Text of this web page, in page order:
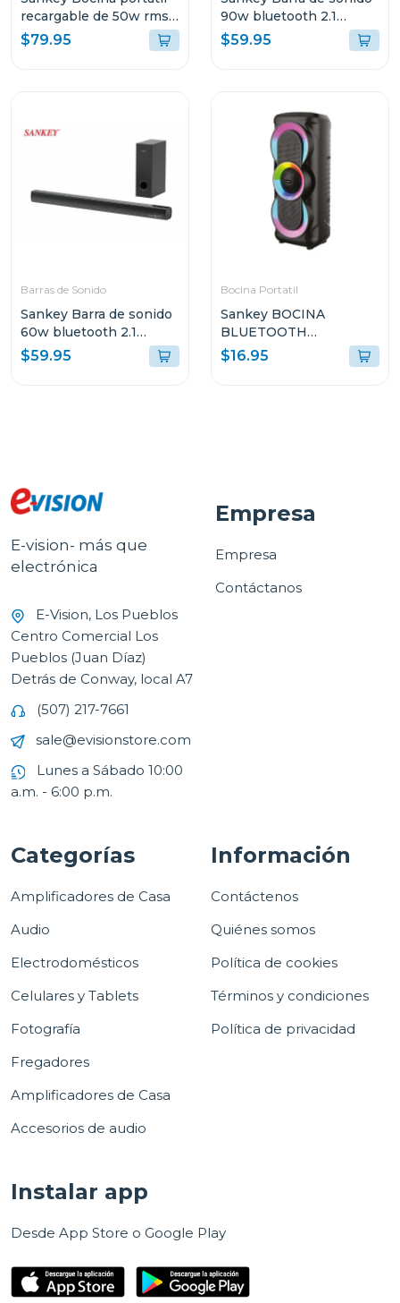
recargable de 50w rms
bluetooth pa12dcm
$79.95
90w bluetooth 2.1
canales + subwoofer
hmt83
$59.95
Barras de Sonido
Sankey Barra de sonido
60w bluetooth 2.1
canales + subwoofer
hmt66
$59.95
Bocina Portatil
Sankey BOCINA
BLUETOOTH
PORTATIL 10W
4DCD101
$16.95
E-vision- más que
electrónica
E-Vision, Los Pueblos
Centro Comercial Los
Pueblos (Juan Díaz)
Detrás de Conway, local A7
(507) 217-7661
sale@evisionstore.com
Lunes a Sábado 10:00
a.m. - 6:00 p.m.
Empresa
Empresa
Contáctanos
Categorías
Amplificadores de Casa
Audio
Electrodomésticos
Celulares y Tablets
Fotografía
Fregadores
Amplificadores de Casa
Accesorios de audio
Información
Contáctenos
Quiénes somos
Política de cookies
Términos y condiciones
Política de privacidad
Instalar app
Desde App Store o Google Play